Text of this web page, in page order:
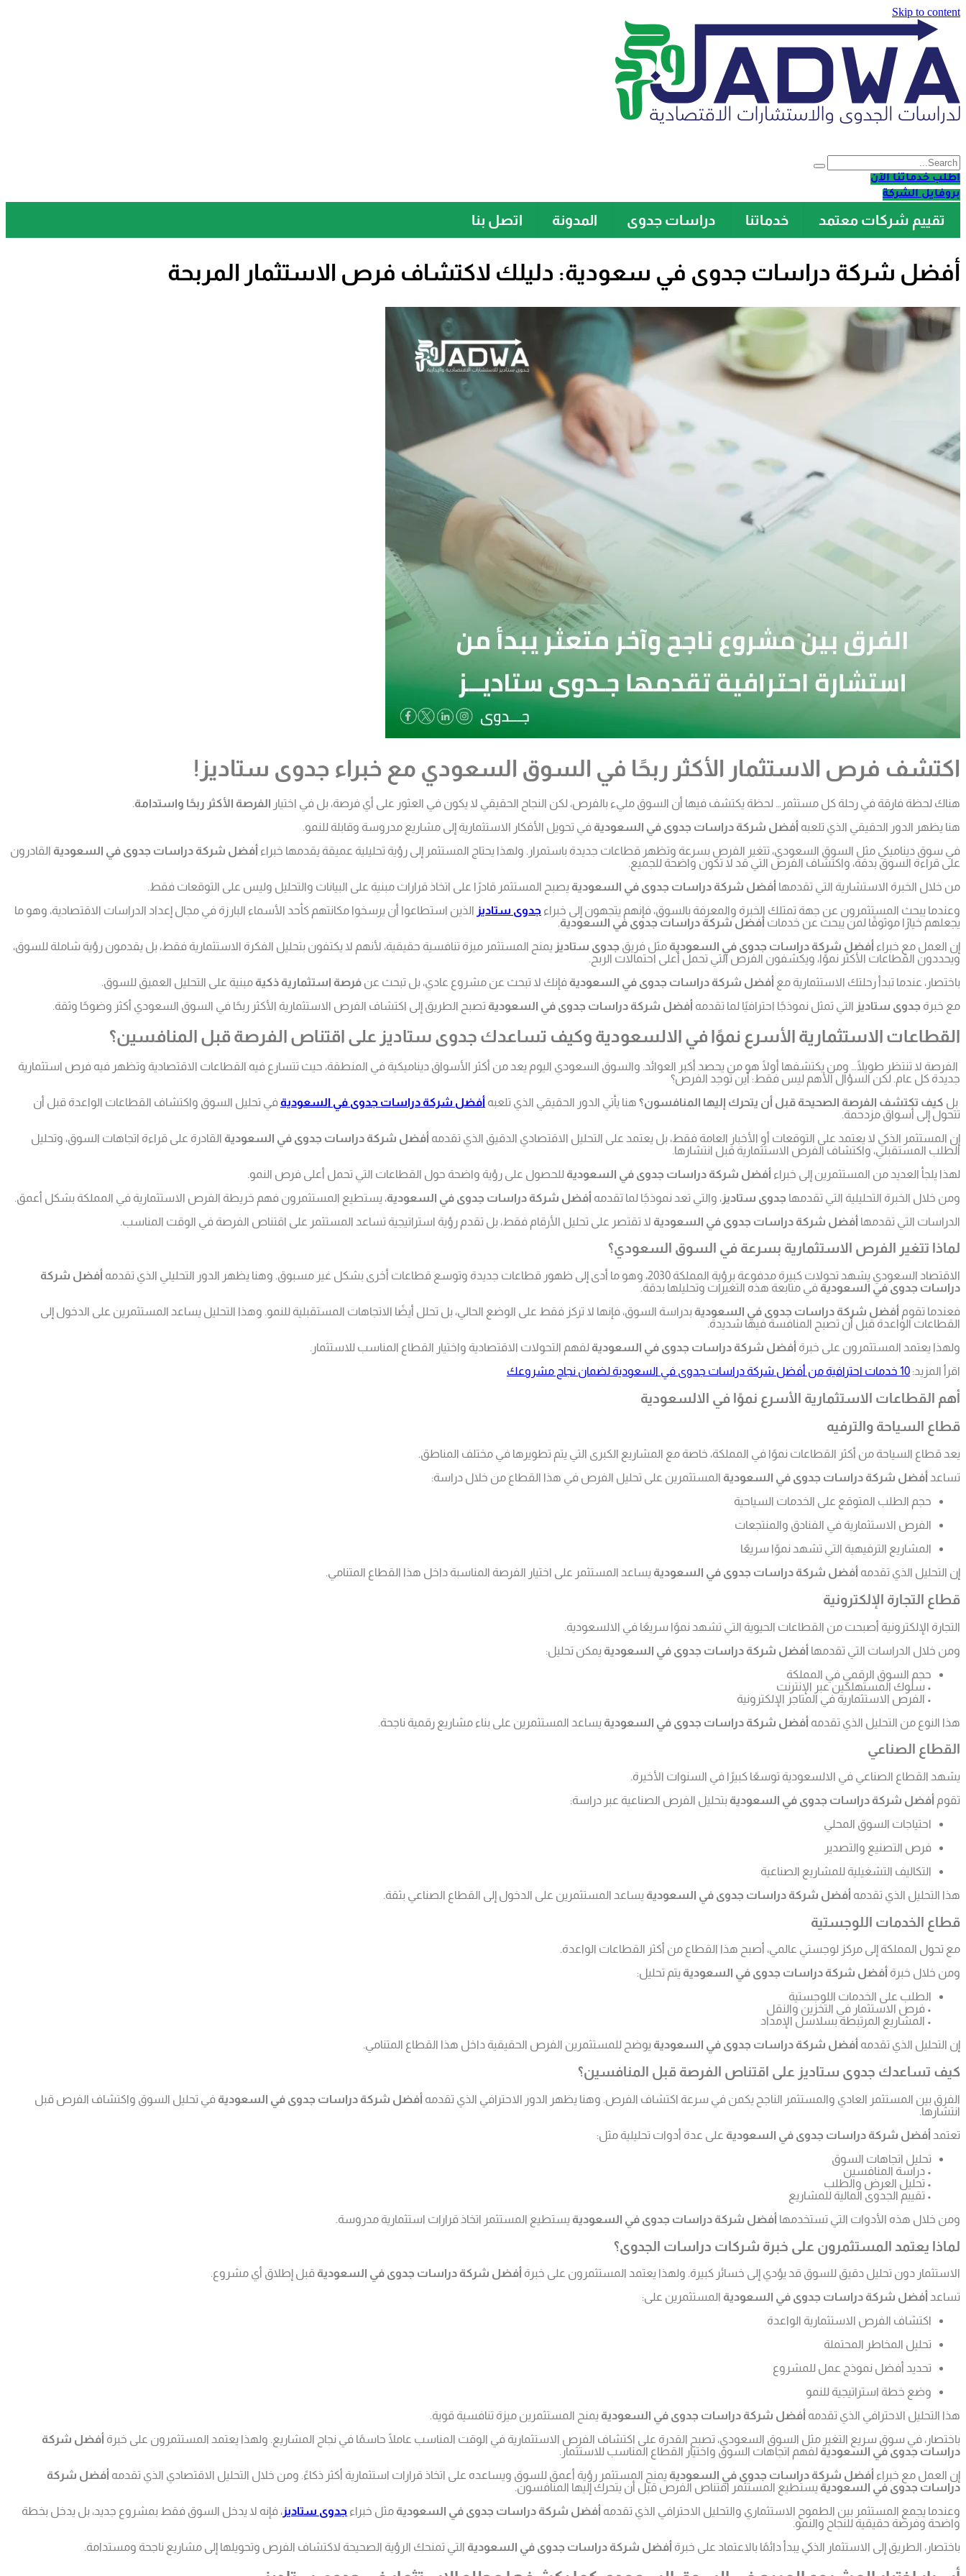
Skip to content
اطلب خدماتنا الآن
بروفايل الشركة
تقييم شركات معتمد خدماتنا دراسات جدوى المدونة اتصل بنا
أفضل شركة دراسات جدوى في سعودية: دليلك لاكتشاف فرص الاستثمار المربحة
اكتشف فرص الاستثمار الأكثر ربحًا في السوق السعودي مع خبراء جدوى ستاديز!
هناك لحظة فارقة في رحلة كل مستثمر… لحظة يكتشف فيها أن السوق مليء بالفرص، لكن النجاح الحقيقي لا يكون في العثور على أي فرصة، بل في اختيار الفرصة الأكثر ربحًا واستدامة.
هنا يظهر الدور الحقيقي الذي تلعبه أفضل شركة دراسات جدوى في السعودية في تحويل الأفكار الاستثمارية إلى مشاريع مدروسة وقابلة للنمو.
في سوق ديناميكي مثل السوق السعودي، تتغير الفرص بسرعة وتظهر قطاعات جديدة باستمرار. ولهذا يحتاج المستثمر إلى رؤية تحليلية عميقة يقدمها خبراء أفضل شركة دراسات جدوى في السعودية القادرون
على قراءة السوق بدقة، واكتشاف الفرص التي قد لا تكون واضحة للجميع.
من خلال الخبرة الاستشارية التي تقدمها أفضل شركة دراسات جدوى في السعودية يصبح المستثمر قادرًا على اتخاذ قرارات مبنية على البيانات والتحليل وليس على التوقعات فقط.
وعندما يبحث المستثمرون عن جهة تمتلك الخبرة والمعرفة بالسوق، فإنهم يتجهون إلى خبراء جدوى ستاديز الذين استطاعوا أن يرسخوا مكانتهم كأحد الأسماء البارزة في مجال إعداد الدراسات الاقتصادية، وهو ما
يجعلهم خيارًا موثوقًا لمن يبحث عن خدمات أفضل شركة دراسات جدوى في السعودية.
إن العمل مع خبراء أفضل شركة دراسات جدوى في السعودية مثل فريق جدوى ستاديز يمنح المستثمر ميزة تنافسية حقيقية، لأنهم لا يكتفون بتحليل الفكرة الاستثمارية فقط، بل يقدمون رؤية شاملة للسوق،
ويحددون القطاعات الأكثر نموًا، ويكشفون الفرص التي تحمل أعلى احتمالات الربح.
باختصار، عندما تبدأ رحلتك الاستثمارية مع أفضل شركة دراسات جدوى في السعودية فإنك لا تبحث عن مشروع عادي، بل تبحث عن فرصة استثمارية ذكية مبنية على التحليل العميق للسوق.
مع خبرة جدوى ستاديز التي تمثل نموذجًا احترافيًا لما تقدمه أفضل شركة دراسات جدوى في السعودية تصبح الطريق إلى اكتشاف الفرص الاستثمارية الأكثر ربحًا في السوق السعودي أكثر وضوحًا وثقة.
القطاعات الاستثمارية الأسرع نموًا في الالسعودية وكيف تساعدك جدوى ستاديز على اقتناص الفرصة قبل المنافسين؟
الفرصة لا تنتظر طويلًا… ومن يكتشفها أولًا هو من يحصد أكبر العوائد. والسوق السعودي اليوم يعد من أكثر الأسواق ديناميكية في المنطقة، حيث تتسارع فيه القطاعات الاقتصادية وتظهر فيه فرص استثمارية
جديدة كل عام. لكن السؤال الأهم ليس فقط: أين توجد الفرص؟
بل كيف تكتشف الفرصة الصحيحة قبل أن يتحرك إليها المنافسون؟ هنا يأتي الدور الحقيقي الذي تلعبه أفضل شركة دراسات جدوى في السعوديةفي تحليل السوق واكتشاف القطاعات الواعدة قبل أن
تتحول إلى أسواق مزدحمة.
إن المستثمر الذكي لا يعتمد على التوقعات أو الأخبار العامة فقط، بل يعتمد على التحليل الاقتصادي الدقيق الذي تقدمه أفضل شركة دراسات جدوى في السعودية القادرة على قراءة اتجاهات السوق، وتحليل
الطلب المستقبلي، واكتشاف الفرص الاستثمارية قبل انتشارها.
لهذا يلجأ العديد من المستثمرين إلى خبراء أفضل شركة دراسات جدوى في السعودية للحصول على رؤية واضحة حول القطاعات التي تحمل أعلى فرص النمو.
ومن خلال الخبرة التحليلية التي تقدمها جدوى ستاديز، والتي تعد نموذجًا لما تقدمه أفضل شركة دراسات جدوى في السعودية، يستطيع المستثمرون فهم خريطة الفرص الاستثمارية في المملكة بشكل أعمق.
الدراسات التي تقدمها أفضل شركة دراسات جدوى في السعودية لا تقتصر على تحليل الأرقام فقط، بل تقدم رؤية استراتيجية تساعد المستثمر على اقتناص الفرصة في الوقت المناسب.
لماذا تتغير الفرص الاستثمارية بسرعة في السوق السعودي؟
الاقتصاد السعودي يشهد تحولات كبيرة مدفوعة برؤية المملكة 2030، وهو ما أدى إلى ظهور قطاعات جديدة وتوسع قطاعات أخرى بشكل غير مسبوق. وهنا يظهر الدور التحليلي الذي تقدمه
أفضل شركة
دراسات جدوى في السعودية في متابعة هذه التغيرات وتحليلها بدقة.
فعندما تقوم أفضل شركة دراسات جدوى في السعودية بدراسة السوق، فإنها لا تركز فقط على الوضع الحالي، بل تحلل أيضًا الاتجاهات المستقبلية للنمو. وهذا التحليل يساعد المستثمرين على الدخول إلى
القطاعات الواعدة قبل أن تصبح المنافسة فيها شديدة.
ولهذا يعتمد المستثمرون على خبرة أفضل شركة دراسات جدوى في السعودية لفهم التحولات الاقتصادية واختيار القطاع المناسب للاستثمار.
اقرأ المزيد: 10 خدمات احترافية من أفضل شركة دراسات جدوى في السعودية لضمان نجاح مشروعك
أهم القطاعات الاستثمارية الأسرع نموًا في الالسعودية
قطاع السياحة والترفيه
يعد قطاع السياحة من أكثر القطاعات نموًا في المملكة، خاصة مع المشاريع الكبرى التي يتم تطويرها في مختلف المناطق.
تساعد أفضل شركة دراسات جدوى في السعودية المستثمرين على تحليل الفرص في هذا القطاع من خلال دراسة:
حجم الطلب المتوقع على الخدمات السياحية
الفرص الاستثمارية في الفنادق والمنتجعات
المشاريع الترفيهية التي تشهد نموًا سريعًا
إن التحليل الذي تقدمه أفضل شركة دراسات جدوى في السعودية يساعد المستثمر على اختيار الفرصة المناسبة داخل هذا القطاع المتنامي.
قطاع التجارة الإلكترونية
التجارة الإلكترونية أصبحت من القطاعات الحيوية التي تشهد نموًا سريعًا في الالسعودية.
ومن خلال الدراسات التي تقدمها أفضل شركة دراسات جدوى في السعودية يمكن تحليل:
حجم السوق الرقمي في المملكة
• سلوك المستهلكين عبر الإنترنت
• الفرص الاستثمارية في المتاجر الإلكترونية
هذا النوع من التحليل الذي تقدمه أفضل شركة دراسات جدوى في السعودية يساعد المستثمرين على بناء مشاريع رقمية ناجحة.
القطاع الصناعي
يشهد القطاع الصناعي في الالسعودية توسعًا كبيرًا في السنوات الأخيرة.
تقوم أفضل شركة دراسات جدوى في السعودية بتحليل الفرص الصناعية عبر دراسة:
احتياجات السوق المحلي
فرص التصنيع والتصدير
التكاليف التشغيلية للمشاريع الصناعية
هذا التحليل الذي تقدمه أفضل شركة دراسات جدوى في السعودية يساعد المستثمرين على الدخول إلى القطاع الصناعي بثقة.
قطاع الخدمات اللوجستية
مع تحول المملكة إلى مركز لوجستي عالمي، أصبح هذا القطاع من أكثر القطاعات الواعدة.
ومن خلال خبرة أفضل شركة دراسات جدوى في السعودية يتم تحليل:
الطلب على الخدمات اللوجستية
• فرص الاستثمار في التخزين والنقل
• المشاريع المرتبطة بسلاسل الإمداد
إن التحليل الذي تقدمه أفضل شركة دراسات جدوى في السعودية يوضح للمستثمرين الفرص الحقيقية داخل هذا القطاع المتنامي.
كيف تساعدك جدوى ستاديز على اقتناص الفرصة قبل المنافسين؟
الفرق بين المستثمر العادي والمستثمر الناجح يكمن في سرعة اكتشاف الفرص. وهنا يظهر الدور الاحترافي الذي تقدمه أفضل شركة دراسات جدوى في السعودية في تحليل السوق واكتشاف الفرص قبل
انتشارها.
تعتمد أفضل شركة دراسات جدوى في السعودية على عدة أدوات تحليلية مثل:
تحليل اتجاهات السوق
• دراسة المنافسين
• تحليل العرض والطلب
• تقييم الجدوى المالية للمشاريع
ومن خلال هذه الأدوات التي تستخدمها أفضل شركة دراسات جدوى في السعودية يستطيع المستثمر اتخاذ قرارات استثمارية مدروسة.
لماذا يعتمد المستثمرون على خبرة شركات دراسات الجدوى؟
الاستثمار دون تحليل دقيق للسوق قد يؤدي إلى خسائر كبيرة. ولهذا يعتمد المستثمرون على خبرة أفضل شركة دراسات جدوى في السعودية قبل إطلاق أي مشروع.
تساعد أفضل شركة دراسات جدوى في السعودية المستثمرين على:
اكتشاف الفرص الاستثمارية الواعدة
تحليل المخاطر المحتملة
تحديد أفضل نموذج عمل للمشروع
وضع خطة استراتيجية للنمو
هذا التحليل الاحترافي الذي تقدمه أفضل شركة دراسات جدوى في السعودية يمنح المستثمرين ميزة تنافسية قوية.
باختصار، في سوق سريع التغير مثل السوق السعودي، تصبح القدرة على اكتشاف الفرص الاستثمارية في الوقت المناسب عاملًا حاسمًا في نجاح المشاريع. ولهذا يعتمد المستثمرون على خبرة أفضل شركة
دراسات جدوى في السعودية لفهم اتجاهات السوق واختيار القطاع المناسب للاستثمار.
إن العمل مع خبراء أفضل شركة دراسات جدوى في السعودية يمنح المستثمر رؤية أعمق للسوق ويساعده على اتخاذ قرارات استثمارية أكثر ذكاءً. ومن خلال التحليل الاقتصادي الذي تقدمه أفضل شركة
دراسات جدوى في السعودية يستطيع المستثمر اقتناص الفرص قبل أن يتحرك إليها المنافسون.
وعندما يجمع المستثمر بين الطموح الاستثماري والتحليل الاحترافي الذي تقدمه أفضل شركة دراسات جدوى في السعودية مثل خبراء جدوى ستاديز، فإنه لا يدخل السوق فقط بمشروع جديد، بل يدخل بخطة
واضحة وفرصة حقيقية للنجاح والنمو.
باختصار، الطريق إلى الاستثمار الذكي يبدأ دائمًا بالاعتماد على خبرة أفضل شركة دراسات جدوى في السعودية التي تمنحك الرؤية الصحيحة لاكتشاف الفرص وتحويلها إلى مشاريع ناجحة ومستدامة.